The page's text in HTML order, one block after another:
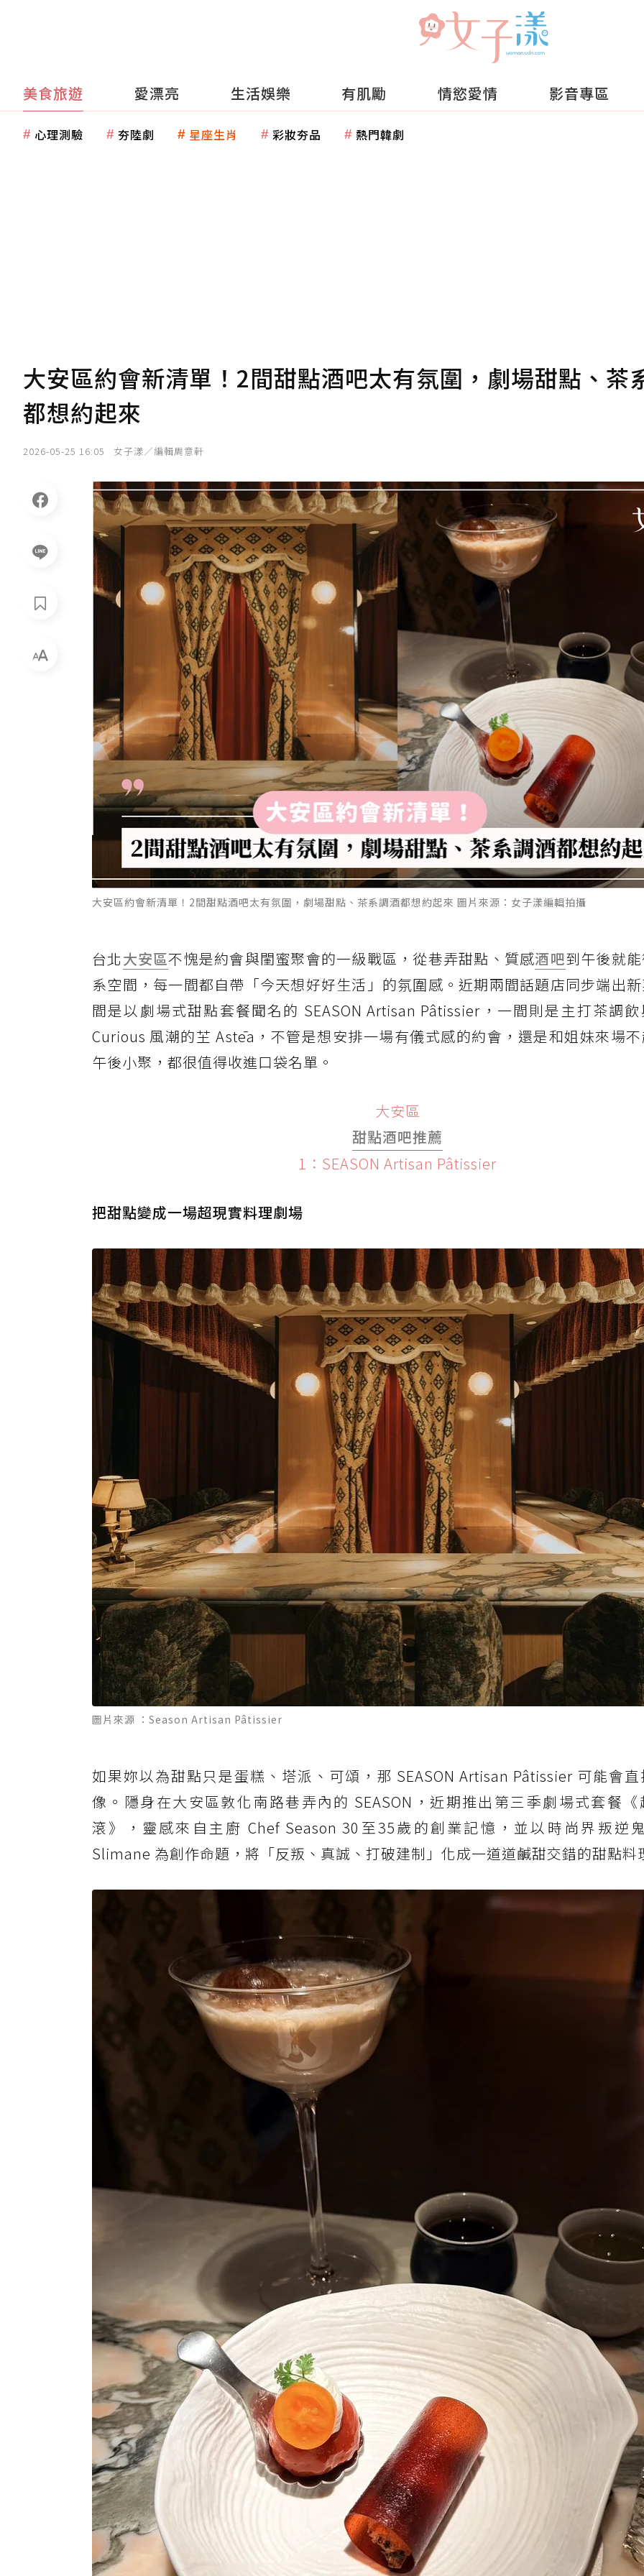
美食旅遊 愛漂亮 生活娛樂 有肌勵 情慾愛情 影音專區
心理測驗 夯陸劇 星座生肖 彩妝夯品 熱門韓劇
大安區約會新清單！2間甜點酒吧太有氛圍，劇場甜點、茶
都想約起來
2026-05-25 16:05 女子漾／編輯周意軒
大安區約會新清單！2間甜點酒吧太有氛圍，劇場甜點、茶系調酒都想約起來 圖片來源：女子漾編輯拍攝
台北大安區不愧是約會與閨蜜聚會的一級戰區，從巷弄甜點、質感酒吧到午後就
系空間，每一間都自帶「今天想好好生活」的氛圍感。近期兩間話題店同步端出
間是以劇場式甜點套餐聞名的 SEASON Artisan Pâtissier，一間則是主打茶調
Curious 風潮的芏 Astēa，不管是想安排一場有儀式感的約會，還是和姐妹來場
午後小聚，都很值得收進口袋名單。
大安區
甜點酒吧推薦
1：SEASON Artisan Pâtissier
把甜點變成一場超現實料理劇場
圖片來源 ：Season Artisan Pâtissier
如果妳以為甜點只是蛋糕、塔派、可頌，那 SEASON Artisan Pâtissier 可能會
像。隱身在大安區敦化南路巷弄內的 SEASON，近期推出第三季劇場式套餐
滾》，靈感來自主廚 Chef Season 30至35歲的創業記憶，並以時尚界叛逆
Slimane 為創作命題，將「反叛、真誠、打破建制」化成一道道鹹甜交錯的甜點料